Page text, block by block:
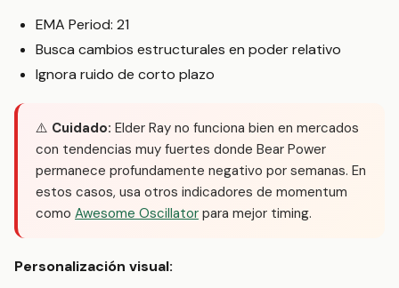
EMA Period: 21
Busca cambios estructurales en poder relativo
Ignora ruido de corto plazo
⚠️ Cuidado: Elder Ray no funciona bien en mercados
con tendencias muy fuertes donde Bear Power
permanece profundamente negativo por semanas. En
estos casos, usa otros indicadores de momentum
como Awesome Oscillator para mejor timing.
Personalización visual: